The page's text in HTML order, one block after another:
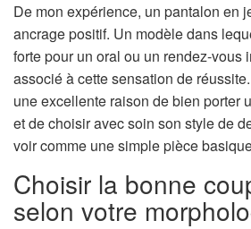
De mon expérience, un pantalon en
ancrage positif. Un modèle dans
forte pour un oral ou un rendez-vous
associé à cette sensation de
une excellente raison de bien porter
et de choisir avec soin son style de
voir comme une simple pièce
Choisir la bonne
selon votre